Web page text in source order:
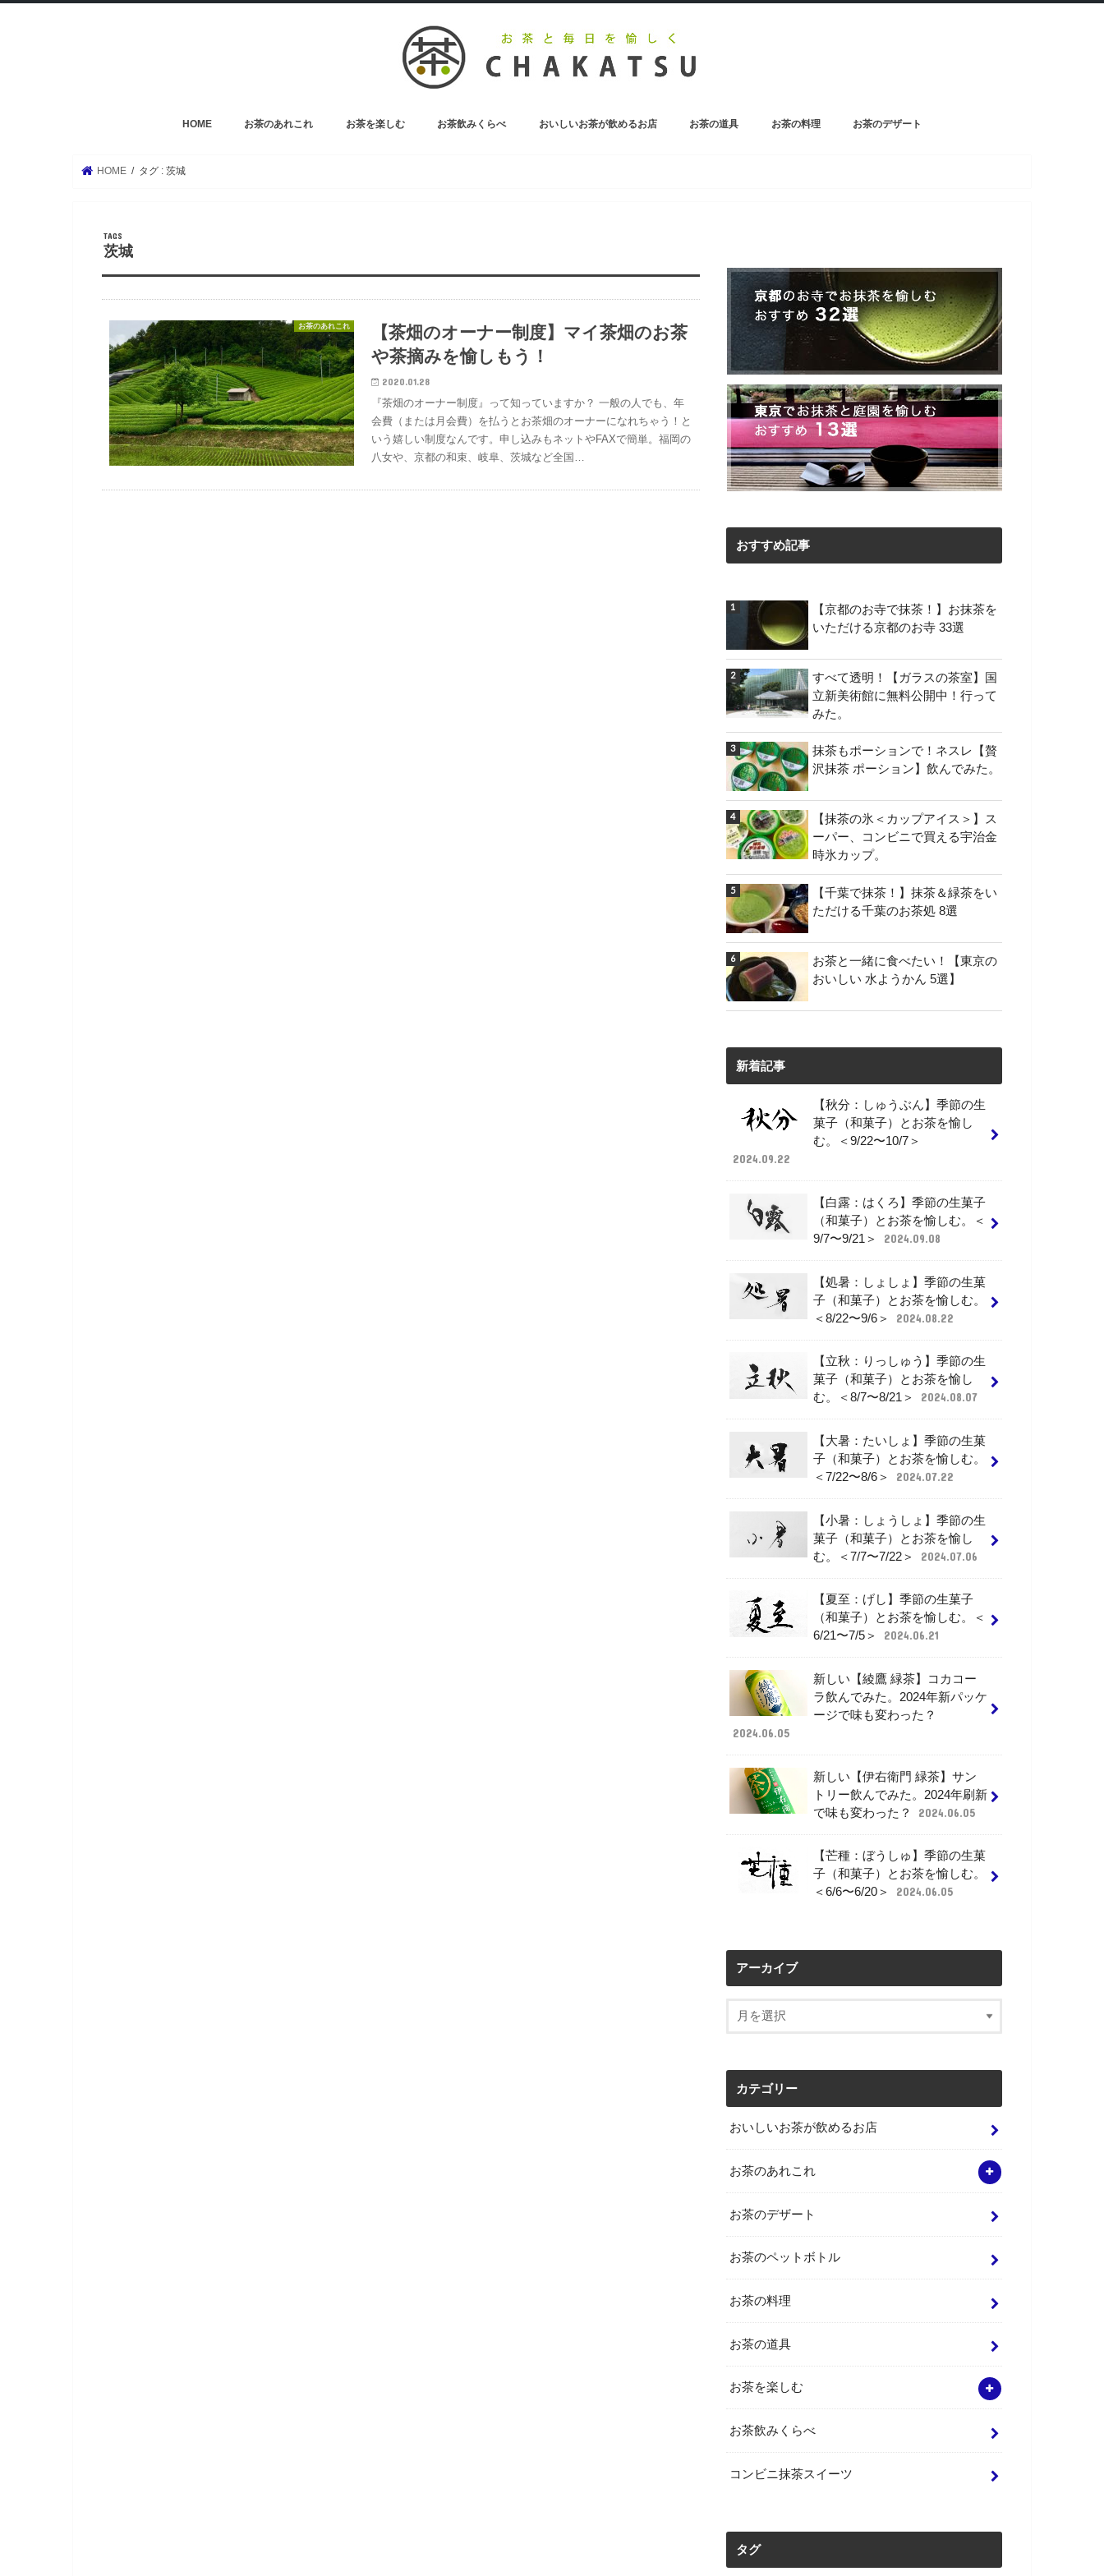
HOME お茶のあれこれ お茶を楽しむ お茶飲みくらべ おいしいお茶が飲めるお店 お茶の道具 お茶の料理 お茶のデザート
HOME タグ : 茨城
茨城
お茶のあれこれ
【茶畑のオーナー制度】マイ茶畑のお茶
や茶摘みを愉しもう！
2020.01.28
『茶畑のオーナー制度』って知っていますか？ 一般の人でも、年
会費（または月会費）を払うとお茶畑のオーナーになれちゃう！と
いう嬉しい制度なんです。申し込みもネットやFAXで簡単。福岡の
八女や、京都の和束、岐阜、茨城など全国…
おすすめ記事
【京都のお寺で抹茶！】お抹茶を
いただける京都のお寺 33選
すべて透明！【ガラスの茶室】国
立新美術館に無料公開中！行って
みた。
抹茶もポーションで！ネスレ【贅
沢抹茶 ポーション】飲んでみた。
【抹茶の氷＜カップアイス＞】ス
ーパー、コンビニで買える宇治金
時氷カップ。
【千葉で抹茶！】抹茶＆緑茶をい
ただける千葉のお茶処 8選
お茶と一緒に食べたい！【東京の
おいしい 水ようかん 5選】
新着記事
【秋分：しゅうぶん】季節の生
菓子（和菓子）とお茶を愉し
む。＜9/22〜10/7＞
2024.09.22
【白露：はくろ】季節の生菓子
（和菓子）とお茶を愉しむ。＜
9/7〜9/21＞
2024.09.08
【処暑：しょしょ】季節の生菓
子（和菓子）とお茶を愉しむ。
＜8/22〜9/6＞
2024.08.22
【立秋：りっしゅう】季節の生
菓子（和菓子）とお茶を愉し
む。＜8/7〜8/21＞
2024.08.07
【大暑：たいしょ】季節の生菓
子（和菓子）とお茶を愉しむ。
＜7/22〜8/6＞
2024.07.22
【小暑：しょうしょ】季節の生
菓子（和菓子）とお茶を愉し
む。＜7/7〜7/22＞
2024.07.06
【夏至：げし】季節の生菓子
（和菓子）とお茶を愉しむ。＜
6/21〜7/5＞
2024.06.21
新しい【綾鷹 緑茶】コカコー
ラ飲んでみた。2024年新パッケ
ージで味も変わった？
2024.06.05
新しい【伊右衛門 緑茶】サン
トリー飲んでみた。2024年刷新
で味も変わった？
2024.06.05
【芒種：ぼうしゅ】季節の生菓
子（和菓子）とお茶を愉しむ。
＜6/6〜6/20＞
2024.06.05
アーカイブ
カテゴリー
おいしいお茶が飲めるお店
お茶のあれこれ
お茶のデザート
お茶のペットボトル
お茶の料理
お茶の道具
お茶を楽しむ
お茶飲みくらべ
コンビニ抹茶スイーツ
タグ